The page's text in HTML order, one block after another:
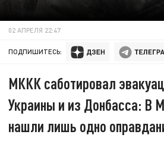
02 АПРЕЛЯ 22:47
ПОДПИШИТЕСЬ:
МККК саботировал
Украины и из Донбасса: В
нашли лишь одно